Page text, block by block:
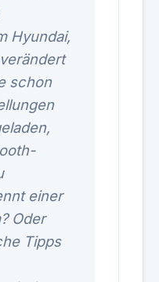
Hyundai,
schon
einer
Oder
Tipps